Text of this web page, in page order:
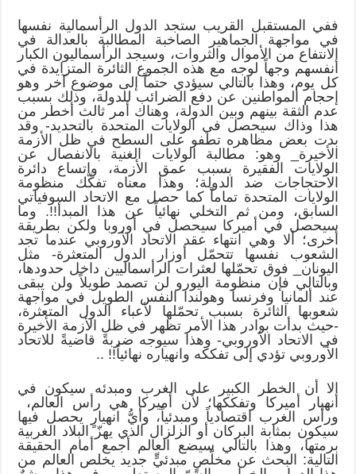
ففي المستقبل القريب ستجد الدول الرأسمالية نفسها
في مواجهة الجماهير الصاخبة المطالبة بالعدالة في
الانتفاع من الأموال والثروات، وسيجد الرأسماليون الكبار
أنفسهم وجهاً لوجه مع هذه الجموع الثائرة المتزايدة في
كل يوم، وهذا بالتالي سيؤدي حتماً إلى موضوع آخر وهو
إحجام المواطنين عن دفع الضرائب للدولة، وذلك بسبب
عدم الثقة بينهم وبين الدولة، وهناك أمر ثالث أخطر من
هذا وذاك سيحصل في الولايات المتحدة بالتحديد- وقد
بدت بعض مظاهره تطفو على السطح في ظل الأزمة
الأخيرة_ وهو: مطالبة الولايات الغنية بالانفصال عن
الولايات الفقيرة بسبب عمق الأزمة، واتساع دائرة
الاحتجاجات ضد الدولة؛ وهذا معناه تفكّك منظومة
الولايات المتحدة تماماً كما حصل مع الاتحاد السوفياتي
السابق، ومن ثم التخلي نهائياً عن هذا المبدأ!!. وما
سيحصل في أميركا سيحصل في أوروبا ولكن بطريقة
أخرى؛ ألا وهي انتهاء عقد الاتحاد الأوروبي عندما تجد
الشعوب نفسها تتحمّل أوزار الدول المتعثرة- مثل
اليونان_ فوق تحمّلها لعثرات الرأسماليين داخل حدودها،
وبالتالي فإن منظومة اليورو لن تصمد طويلاً ولن يبقى
عند ألمانيا وفرنسا وهولندا النفس الطويل في مواجهة
شعوبها الثائرة بسبب تحمّلها لأعباء الدول المتعثرة،
-حيث بدأت بوادر هذا الأمر تظهر في ظل الأزمة الأخيرة
في الاتحاد الأوروبي- وهذا سيوجه ضربةً قاضيةً للاتحاد
الأوروبي تؤدي إلى تفككه وانهياره نهائياً!! ..
إلا أن الخطر الكبير على الغرب ومبدئه سيكون في
انهيار أميركا وتفككها؛ لأن أميركا هي رأس العالم،
ورأس الغرب اقتصادياً ومبدئياً، وأيُّ انهيارٍ يحصل فيها
سيكون بمثابة البركان أو الزلزال الذي يهزّ البلاد الغربية
برمتها، وهذا بالتالي سيضع العالم أجمع أمام الحقيقة
التالية: البحث عن مخلّصٍ مبدئيٍّ جديد يخلص العالم من